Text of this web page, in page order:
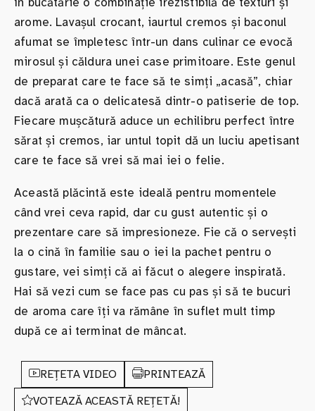
arome. Lavașul crocant, iaurtul cremos și baconul
afumat se împletesc într-un dans culinar ce evocă
mirosul și căldura unei case primitoare. Este genul
de preparat care te face să te simți „acasă”, chiar
dacă arată ca o delicatesă dintr-o patiserie de top.
Fiecare mușcătură aduce un echilibru perfect între
sărat și cremos, iar untul topit dă un luciu apetisant
care te face să vrei să mai iei o felie.
Această plăcintă este ideală pentru momentele
când vrei ceva rapid, dar cu gust autentic și o
prezentare care să impresioneze. Fie că o servești
la o cină în familie sau o iei la pachet pentru o
gustare, vei simți că ai făcut o alegere inspirată.
Hai să vezi cum se face pas cu pas și să te bucuri
de aroma care îți va rămâne în suflet mult timp
după ce ai terminat de mâncat.
REȚETA VIDEO
PRINTEAZĂ
VOTEAZĂ ACEASTĂ REȚETĂ!